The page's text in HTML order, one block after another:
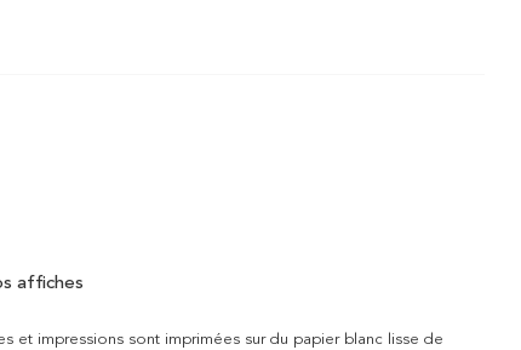
affiches
et impressions sont imprimées sur du papier blanc lisse de